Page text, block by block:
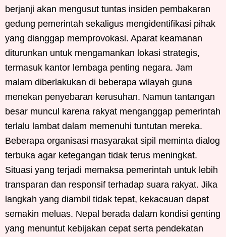
berjanji akan mengusut tuntas insiden pembakaran
gedung pemerintah sekaligus mengidentifikasi pihak
yang dianggap memprovokasi. Aparat keamanan
diturunkan untuk mengamankan lokasi strategis,
termasuk kantor lembaga penting negara. Jam
malam diberlakukan di beberapa wilayah guna
menekan penyebaran kerusuhan. Namun tantangan
besar muncul karena rakyat menganggap pemerintah
terlalu lambat dalam memenuhi tuntutan mereka.
Beberapa organisasi masyarakat sipil meminta dialog
terbuka agar ketegangan tidak terus meningkat.
Situasi yang terjadi memaksa pemerintah untuk lebih
transparan dan responsif terhadap suara rakyat. Jika
langkah yang diambil tidak tepat, kekacauan dapat
semakin meluas. Nepal berada dalam kondisi genting
yang menuntut kebijakan cepat serta pendekatan